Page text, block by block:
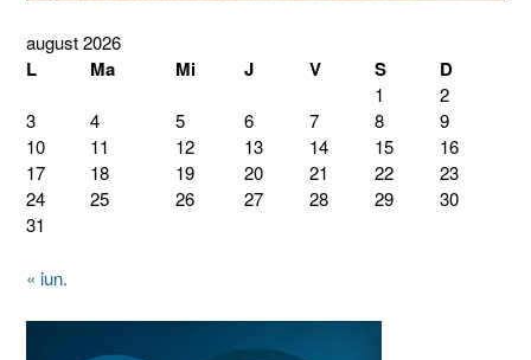
august 2026
L Ma Mi J V S D
1
2
3
4 5 6 7 8
9
10
11 12 13 14 15
16
17
18 19 20 21 22
23
24
25 26 27 28 29
30
31
« iun.